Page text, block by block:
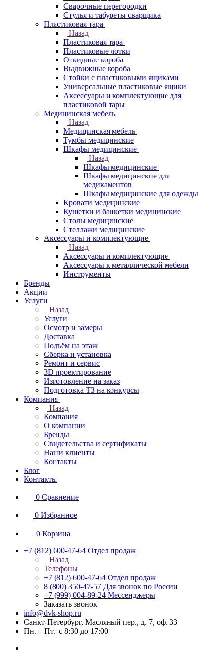
Сварочные перегородки
Стулья и табуреты сварщика
Пластиковая тара
Назад
Пластиковая тара
Пластиковые лотки
Откидные короба
Выдвижные короба
Стойки с пластиковыми ящиками
Универсальные пластиковые ящики
Аксессуары и комплектующие для
пластиковой тары
Медицинская мебель
Назад
Медицинская мебель
Тумбы медицинские
Шкафы медицинские
Назад
Шкафы медицинские
Шкафы медицинские для
медикаментов
Шкафы медицинские для одежды
Кровати медицинские
Кушетки и банкетки медицинские
Столы медицинские
Стеллажи медицинские
Аксессуары и комплектующие
Назад
Аксессуары и комплектующие
Аксессуары к металлической мебели
Инструменты
Бренды
Акции
Услуги
Назад
Услуги
Осмотр и замеры
Доставка
Подъём на этаж
Сборка и установка
Ремонт и сервис
3D проектирование
Изготовление на заказ
Подготовка ТЗ на конкурсы
Компания
Назад
Компания
О компании
Бренды
Свидетельства и сертификаты
Наши клиенты
Контакты
Блог
Контакты
0 Сравнение
0 Избранное
0 Корзина
+7 (812) 600-47-64 Отдел продаж
Назад
Телефоны
+7 (812) 600-47-64 Отдел продаж
8 (800) 350-47-57 Для звонок по России
+7 (999) 004-89-24 Мессенджеры
Заказать звонок
info@dvk-shop.ru
Санкт-Петербург, Масляный пер., д. 7, оф. 33
Пн. – Пт.: с 8:30 до 17:00